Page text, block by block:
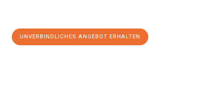
UNVERBINDLICHES ANGEBOT ERHALTEN